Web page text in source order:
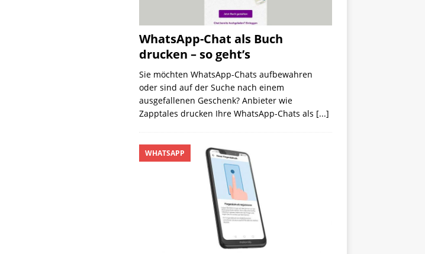
WhatsApp-Chat als Buch
drucken – so geht’s
Sie möchten WhatsApp-Chats aufbewahren
oder sind auf der Suche nach einem
ausgefallenen Geschenk? Anbieter wie
Zapptales drucken Ihre WhatsApp-Chats als [...]
WHATSAPP